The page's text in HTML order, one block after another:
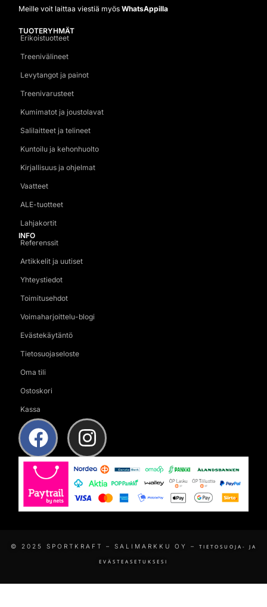
Meille voit laittaa viestiä myös WhatsAppilla
TUOTERYHMÄT
Erikoistuotteet
Treenivälineet
Levytangot ja painot
Treenivarusteet
Kumimatot ja joustolavat
Salilaitteet ja telineet
Kuntoilu ja kehonhuolto
Kirjallisuus ja ohjelmat
Vaatteet
ALE-tuotteet
Lahjakortit
INFO
Referenssit
Artikkelit ja uutiset
Yhteystiedot
Toimitusehdot
Voimaharjoittelu-blogi
Evästekäytäntö
Tietosuojaseloste
Oma tili
Ostoskori
Kassa
© 2025 SPORTKRAFT – SALIMARKKU OY – TIETOSUOJA- JA
EVÄSTEASETUKSESI